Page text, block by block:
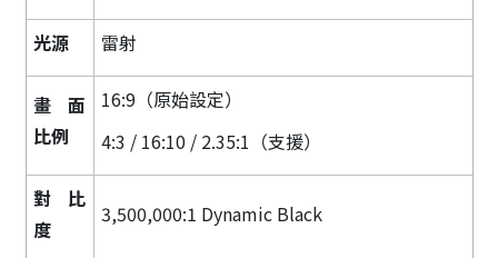
光源 雷射
畫面
比例
16:9（原始設定）
4:3 / 16:10 / 2.35:1（支援）
對比
度
3,500,000:1 Dynamic Black